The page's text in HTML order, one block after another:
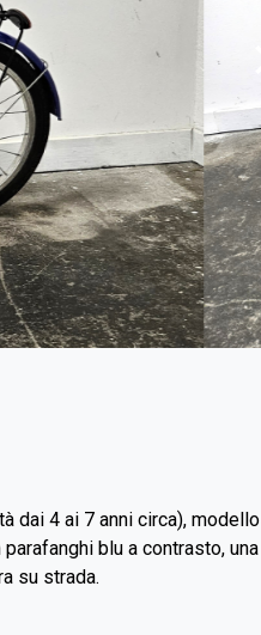
dai 4 ai 7 anni circa), modello
blu a contrasto, una
su strada.